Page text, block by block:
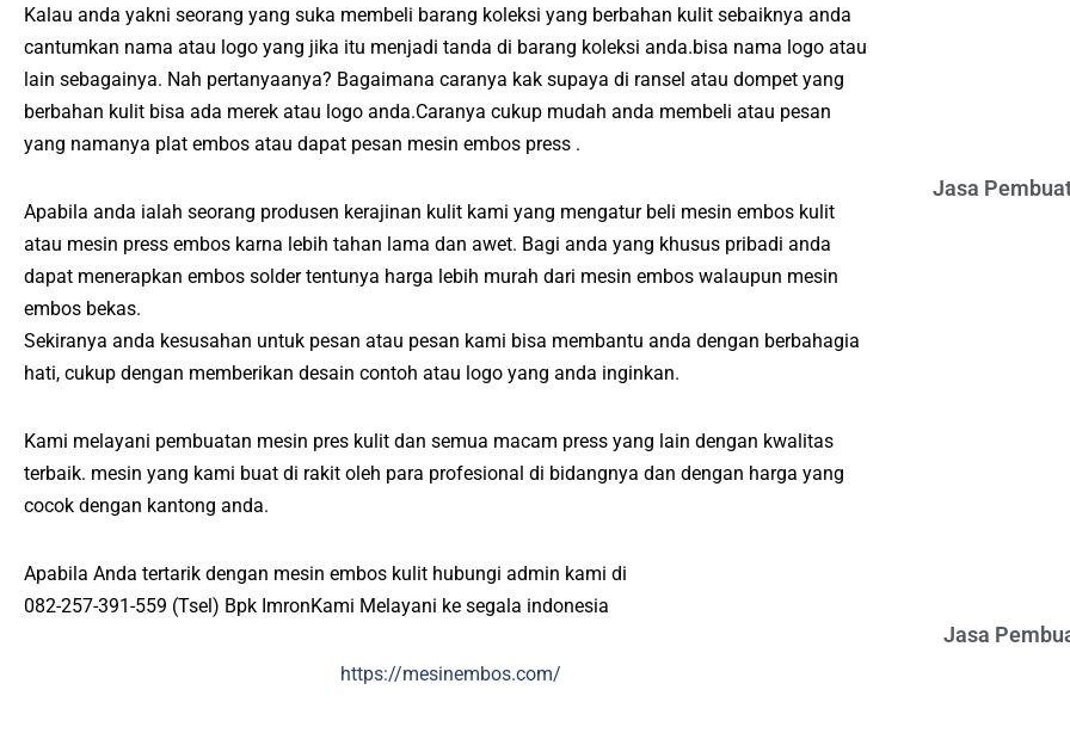
Kalau anda yakni seorang yang suka membeli barang koleksi yang berbahan kulit sebaiknya anda
cantumkan nama atau logo yang jika itu menjadi tanda di barang koleksi anda.bisa nama logo atau
lain sebagainya. Nah pertanyaanya? Bagaimana caranya kak supaya di ransel atau dompet yang
berbahan kulit bisa ada merek atau logo anda.Caranya cukup mudah anda membeli atau pesan
yang namanya plat embos atau dapat pesan mesin embos press .
Apabila anda ialah seorang produsen kerajinan kulit kami yang mengatur beli mesin embos kulit
atau mesin press embos karna lebih tahan lama dan awet. Bagi anda yang khusus pribadi anda
dapat menerapkan embos solder tentunya harga lebih murah dari mesin embos walaupun mesin
embos bekas.
Sekiranya anda kesusahan untuk pesan atau pesan kami bisa membantu anda dengan berbahagia
hati, cukup dengan memberikan desain contoh atau logo yang anda inginkan.
Kami melayani pembuatan mesin pres kulit dan semua macam press yang lain dengan kwalitas
terbaik. mesin yang kami buat di rakit oleh para profesional di bidangnya dan dengan harga yang
cocok dengan kantong anda.
Apabila Anda tertarik dengan mesin embos kulit hubungi admin kami di
082-257-391-559 (Tsel) Bpk ImronKami Melayani ke segala indonesia
https://mesinembos.com/
Jasa
Jasa